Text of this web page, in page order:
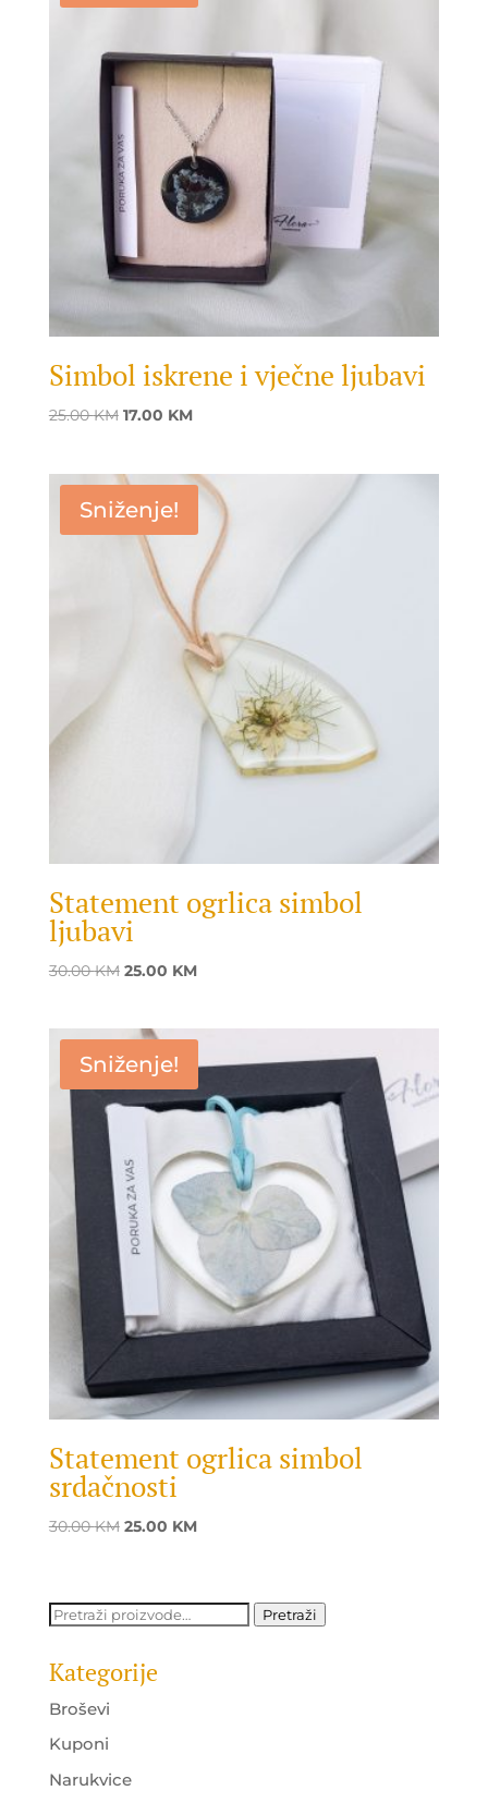
Simbol iskrene i vječne ljubavi
25.00KM Original
25.00 KM.
17.00 KMCurrent
17.00 KM.
Sniženje!
Statement ogrlica simbol
ljubavi
30.00KM Original
30.00 KM.
25.00 KMCurrent
25.00 KM.
Sniženje!
Statement ogrlica simbol
srdačnosti
30.00KM Original
30.00 KM.
25.00 KMCurrent
25.00 KM.
Pretraži: Pretraži
Kategorije
Broševi
Kuponi
Narukvice